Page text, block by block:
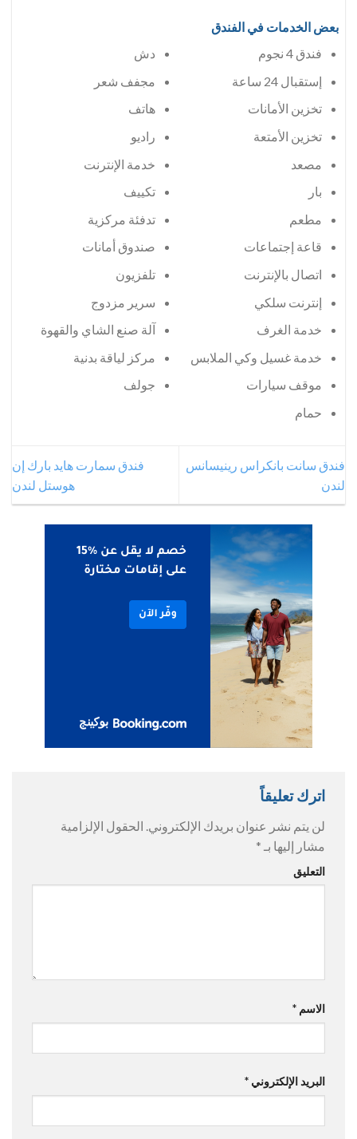
بعض الخدمات في الفندق
فندق 4 نجوم
إستقبال 24 ساعة
تخزين الأمانات
تخزين الأمتعة
مصعد
بار
مطعم
قاعة إجتماعات
اتصال بالإنترنت
إنترنت سلكي
خدمة الغرف
خدمة غسيل وكي الملابس
موقف سيارات
حمام
دش
مجفف شعر
هاتف
راديو
خدمة الإنترنت
تكييف
تدفئة مركزية
صندوق أمانات
تلفزيون
سرير مزدوج
آلة صنع الشاي والقهوة
مركز لياقة بدنية
جولف
فندق سانت بانكراس رينيسانس
لندن
فندق سمارت هايد بارك إن
هوستل لندن
اترك تعليقاً
لن يتم نشر عنوان بريدك الإلكتروني. الحقول الإلزامية
مشار إليها بـ *
التعليق
الاسم *
البريد الإلكتروني *